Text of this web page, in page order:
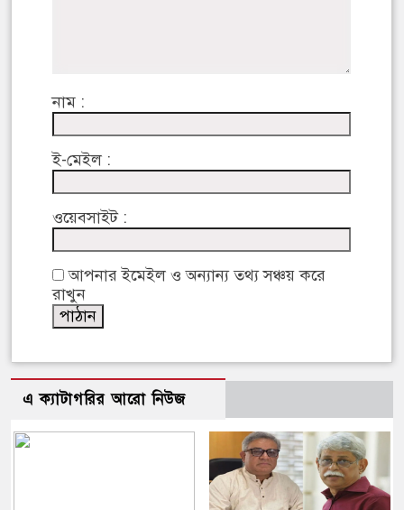
নাম :
ই-মেইল :
ওয়েবসাইট :
আপনার ইমেইল ও অন্যান্য তথ্য সঞ্চয় করে
রাখুন
এ ক্যাটাগরির আরো নিউজ